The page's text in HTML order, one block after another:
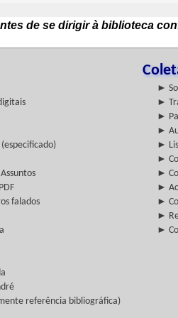
de se dirigir à biblioteca
►
►
►
►
►
►
►
►
falados
►
►
►
referência bibliográfica)